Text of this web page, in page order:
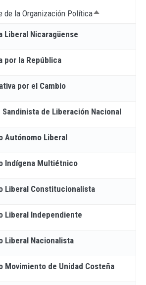
de la Organización PolíticaOrdenar
Liberal Nicaragüense
por la República
por el Cambio
Sandinista de Liberación Nacional
Autónomo Liberal
Indígena Multiétnico
Liberal Constitucionalista
Liberal Independiente
Liberal Nacionalista
Movimiento de Unidad Costeña